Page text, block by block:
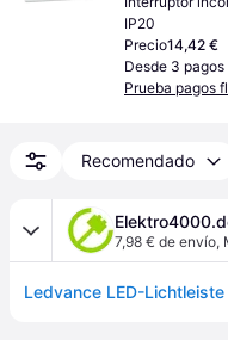
IP20
Precio14,42 €
Desde 3 pagos
Prueba pagos
Recomendado
7,98 € de envío,